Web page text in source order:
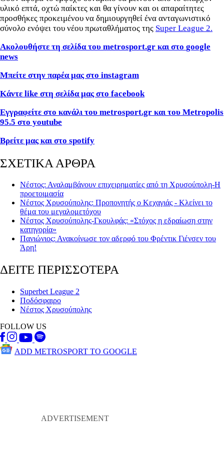
υλικό επτά, οχτώ παίκτες και θα γίνουν και οι απαραίτητες
προσθήκες προκειμένου να δημιουργηθεί ένα ανταγωνιστικό
σύνολο ενόψει του νέου πρωταθλήματος της Super League 2.
Ακολουθήστε τη σελίδα του metrosport.gr και στο google
news
Μπείτε στην παρέα μας στο instagram
Κάντε like στη σελίδα μας στο facebook
Εγγραφείτε στο κανάλι του metrosport.gr και του Metropolis
95.5 στο youtube
Βρείτε μας και στο spotify
ΣΧΕΤΙΚΑ ΑΡΘΡΑ
Νέστος: Αναλαμβάνουν επιχειρηματίες από τη Χρυσούπολη-H
προετοιμασία
Νέστος Χρυσούπολης: Προπονητής ο Κεχαγιάς - Κλείνει το
θέμα του μεγαλομετόχου
Νέστος Χρυσούπολης-Γκουλφάς: «Στόχος η εδραίωση στην
κατηγορία»
Πανιώνιος: Ανακοίνωσε τον αδερφό του Φρέντικ Γιένσεν του
Άρη!
ΔΕΙΤΕ ΠΕΡΙΣΣΟΤΕΡΑ
Superbet League 2
Ποδόσφαιρο
Νέστος Χρυσούπολης
FOLLOW US
ADD METROSPORT TO GOOGLE